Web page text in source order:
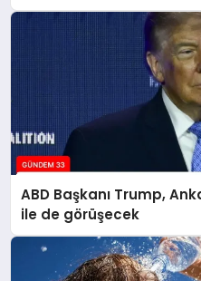
ABD Başkanı Trump,
ile de görüşecek